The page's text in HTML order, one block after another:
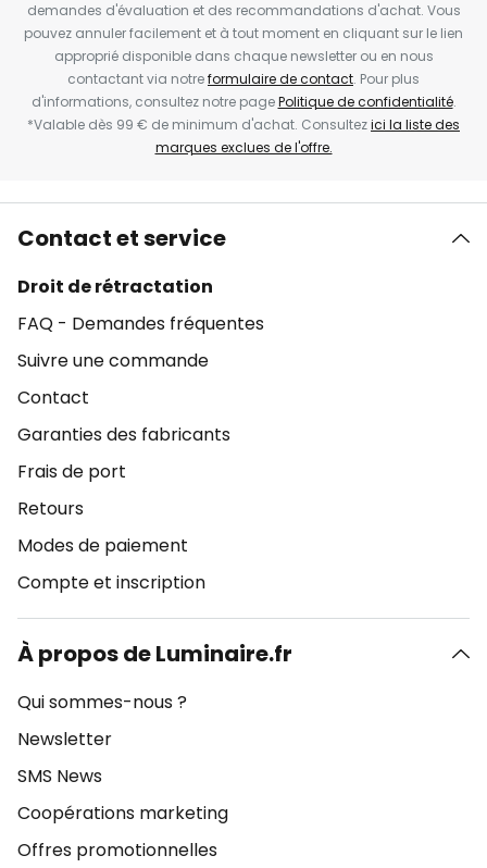
demandes d'évaluation et des recommandations d'achat. Vous
pouvez annuler facilement et à tout moment en cliquant sur le lien
approprié disponible dans chaque newsletter ou en nous
contactant via notreformulaire de contact. Pour plus
d'informations, consultez notre pagePolitique de confidentialité.
*Valable dès 99 € de minimum d'achat. Consultezici la liste des
marques exclues de l'offre.
Contact et service
Droit de rétractation
FAQ - Demandes fréquentes
Suivre une commande
Contact
Garanties des fabricants
Frais de port
Retours
Modes de paiement
Compte et inscription
À propos de Luminaire.fr
Qui sommes-nous ?
Newsletter
SMS News
Coopérations marketing
Offres promotionnelles